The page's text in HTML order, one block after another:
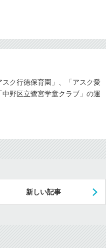
ク行徳保育園」、「アスク愛
野区立鷺宮学童クラブ」の運
新しい記事